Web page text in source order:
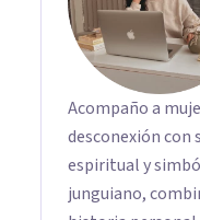
Acompaño a
desconexión
espiritual y
junguiano,